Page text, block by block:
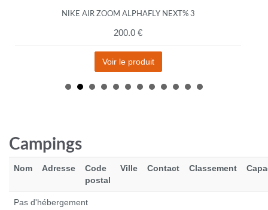
NIKE AIR ZOOM ALPHAFLY NEXT% 3
200.0 €
Voir le produit
Campings
Nom Adresse
Code
postal
Ville Contact Classement
Pas d'hébergement